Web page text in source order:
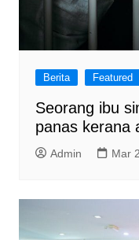
Berita Featured
Seorang ibu
panas kerana
Admin Mar